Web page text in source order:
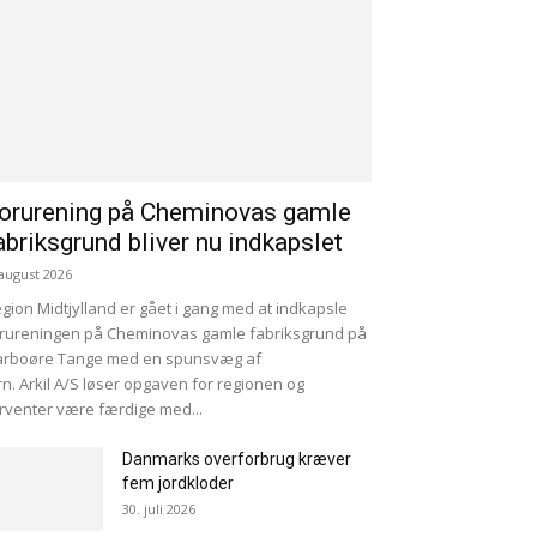
på Cheminovas gamle
bliver nu indkapslet
2026
Midtjylland er gået i gang med at indkapsle
på Cheminovas gamle fabriksgrund på
Tange med en spunsvæg af
Arkil A/S løser opgaven for regionen og
være færdige med...
Danmarks overforbrug kræver
fem jordkloder
30. juli 2026